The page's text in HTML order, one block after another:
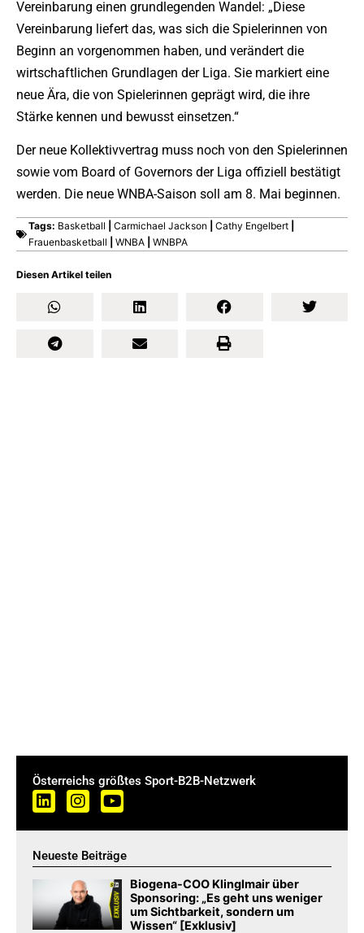
Diesen Artikel teilen
Vereinbarung einen grundlegenden Wandel: „Diese
Vereinbarung liefert das, was sich die Spielerinnen von
Beginn an vorgenommen haben, und verändert die
wirtschaftlichen Grundlagen der Liga. Sie markiert eine
neue Ära, die von Spielerinnen geprägt wird, die ihre
Stärke kennen und bewusst einsetzen.“
Der neue Kollektivvertrag muss noch von den Spielerinnen
sowie vom Board of Governors der Liga offiziell bestätigt
werden. Die neue WNBA-Saison soll am 8. Mai beginnen.
Tags: Basketball Carmichael Jackson Cathy Engelbert
Frauenbasketball
WNBA WNBPA
Österreichs größtes Sport-B2B-Netzwerk
Neueste Beiträge
Biogena-COO Klinglmair über
Sponsoring: „Es geht uns weniger
um Sichtbarkeit, sondern um
Wissen“ [Exklusiv]